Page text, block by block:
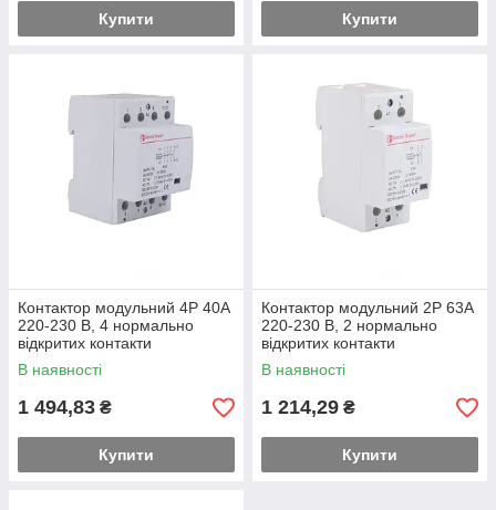
Купити Купити
Контактор модульний 4P 40A
220-230 В, 4 нормально
відкритих контакти
В наявності
1 494,83 ₴
Купити
Контактор модульний 2P 63A
220-230 В, 2 нормально
відкритих контакти
В наявності
1 214,29 ₴
Купити